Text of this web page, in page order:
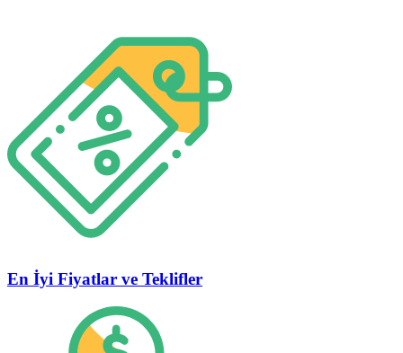
En İyi Fiyatlar ve Teklifler